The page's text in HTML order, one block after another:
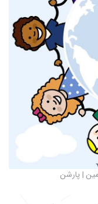
| پارشن